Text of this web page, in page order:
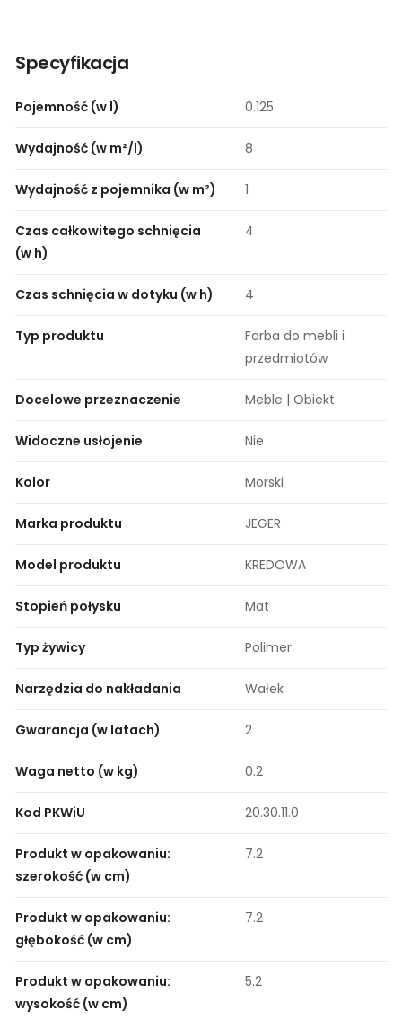
Specyfikacja
Pojemność (w l) 0.125
Wydajność (w m²/l) 8
Wydajność z pojemnika (w m²) 1
Czas całkowitego schnięcia
(w h)
4
Czas schnięcia w dotyku (w h) 4
Typ produktu
Farba do mebli i
przedmiotów
Docelowe przeznaczenie Meble | Obiekt
Widoczne usłojenie Nie
Kolor Morski
Marka produktu JEGER
Model produktu KREDOWA
Stopień połysku Mat
Typ żywicy Polimer
Narzędzia do nakładania Wałek
Gwarancja (w latach) 2
Waga netto (w kg) 0.2
Kod PKWiU 20.30.11.0
Produkt w opakowaniu:
szerokość (w cm)
7.2
Produkt w opakowaniu:
głębokość (w cm)
7.2
Produkt w opakowaniu:
wysokość (w cm)
5.2